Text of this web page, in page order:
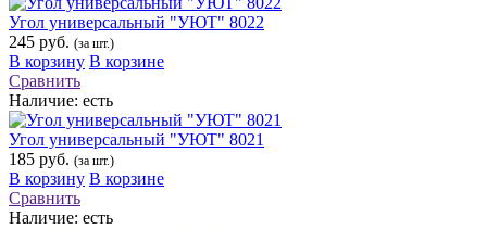
Угол универсальный "УЮТ" 8022
245 руб. (за шт.)
В корзину В корзине
Сравнить
Наличие: есть
Угол универсальный "УЮТ" 8021
185 руб. (за шт.)
В корзину В корзине
Сравнить
Наличие: есть